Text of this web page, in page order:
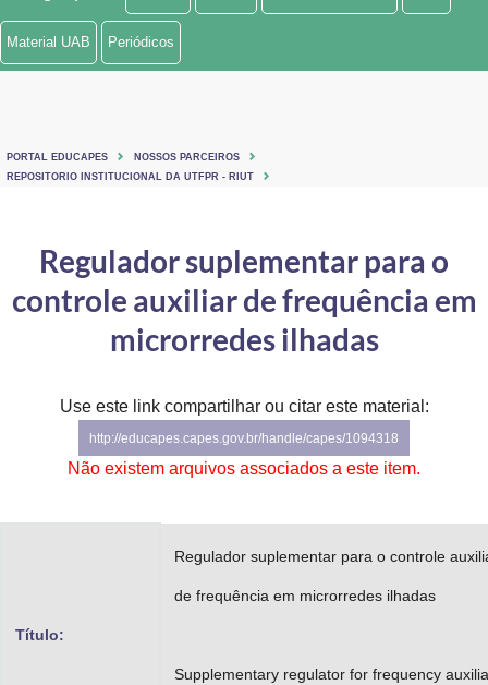
Ministério de Minas e Energia
Ministério do Turismo
Controladoria-Geral da União
Secretaria de Governo
Gabinete de Segurança Institucional
Material UAB Periódicos
PORTAL EDUCAPES
NOSSOS PARCEIROS
REPOSITORIO INSTITUCIONAL DA UTFPR - RIUT
Regulador suplementar para o
controle auxiliar de frequência em
microrredes ilhadas
Use este link compartilhar ou citar este material:
http://educapes.capes.gov.br/handle/capes/1094318
Não existem arquivos associados a este item.
Título:
Regulador suplementar para o controle
de frequência em microrredes ilhadas
Supplementary regulator for frequency